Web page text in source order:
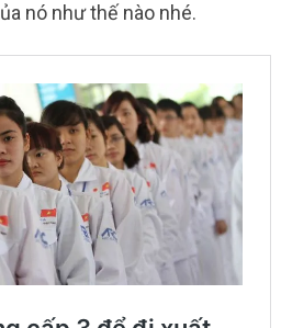
nó như thế nào nhé.